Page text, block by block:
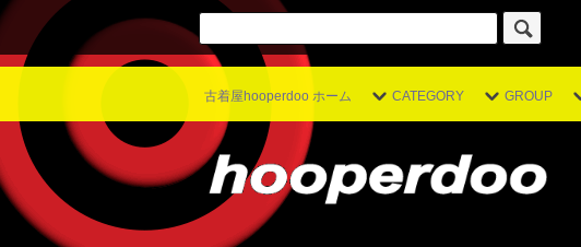
古着屋hooperdoo ホーム CATEGORY GROUP